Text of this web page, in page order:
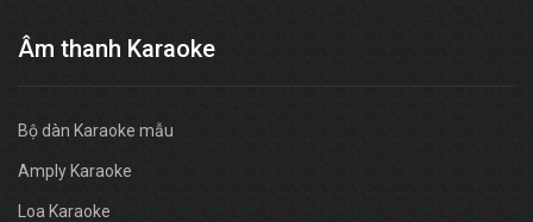
Âm thanh Karaoke
Bộ dàn Karaoke mẫu
Amply Karaoke
Loa Karaoke